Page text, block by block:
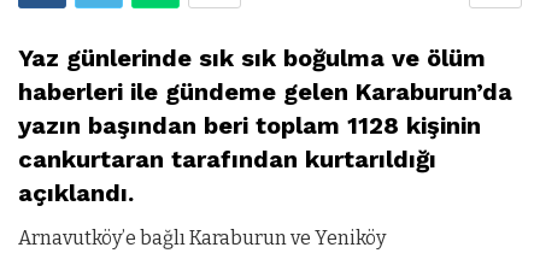
Yaz günlerinde sık sık boğulma ve ölüm
haberleri ile gündeme gelen Karaburun’da
yazın başından beri toplam 1128 kişinin
cankurtaran tarafından kurtarıldığı
açıklandı.
Arnavutköy’e bağlı Karaburun ve Yeniköy